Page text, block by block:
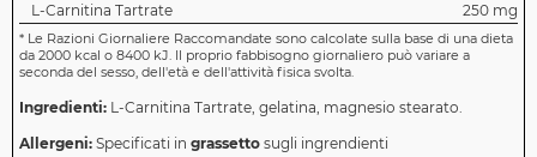
L-Carnitina Tartrate
250 mg
* Le Razioni Giornaliere Raccomandate sono calcolate sulla base di una dieta
da 2000 kcal o 8400 kJ. Il proprio fabbisogno giornaliero può variare a
seconda del sesso, dell'età e dell'attività fisica svolta.
Ingredienti: L-Carnitina Tartrate, gelatina, magnesio stearato.
Allergeni: Specificati in grassetto sugli ingrendienti